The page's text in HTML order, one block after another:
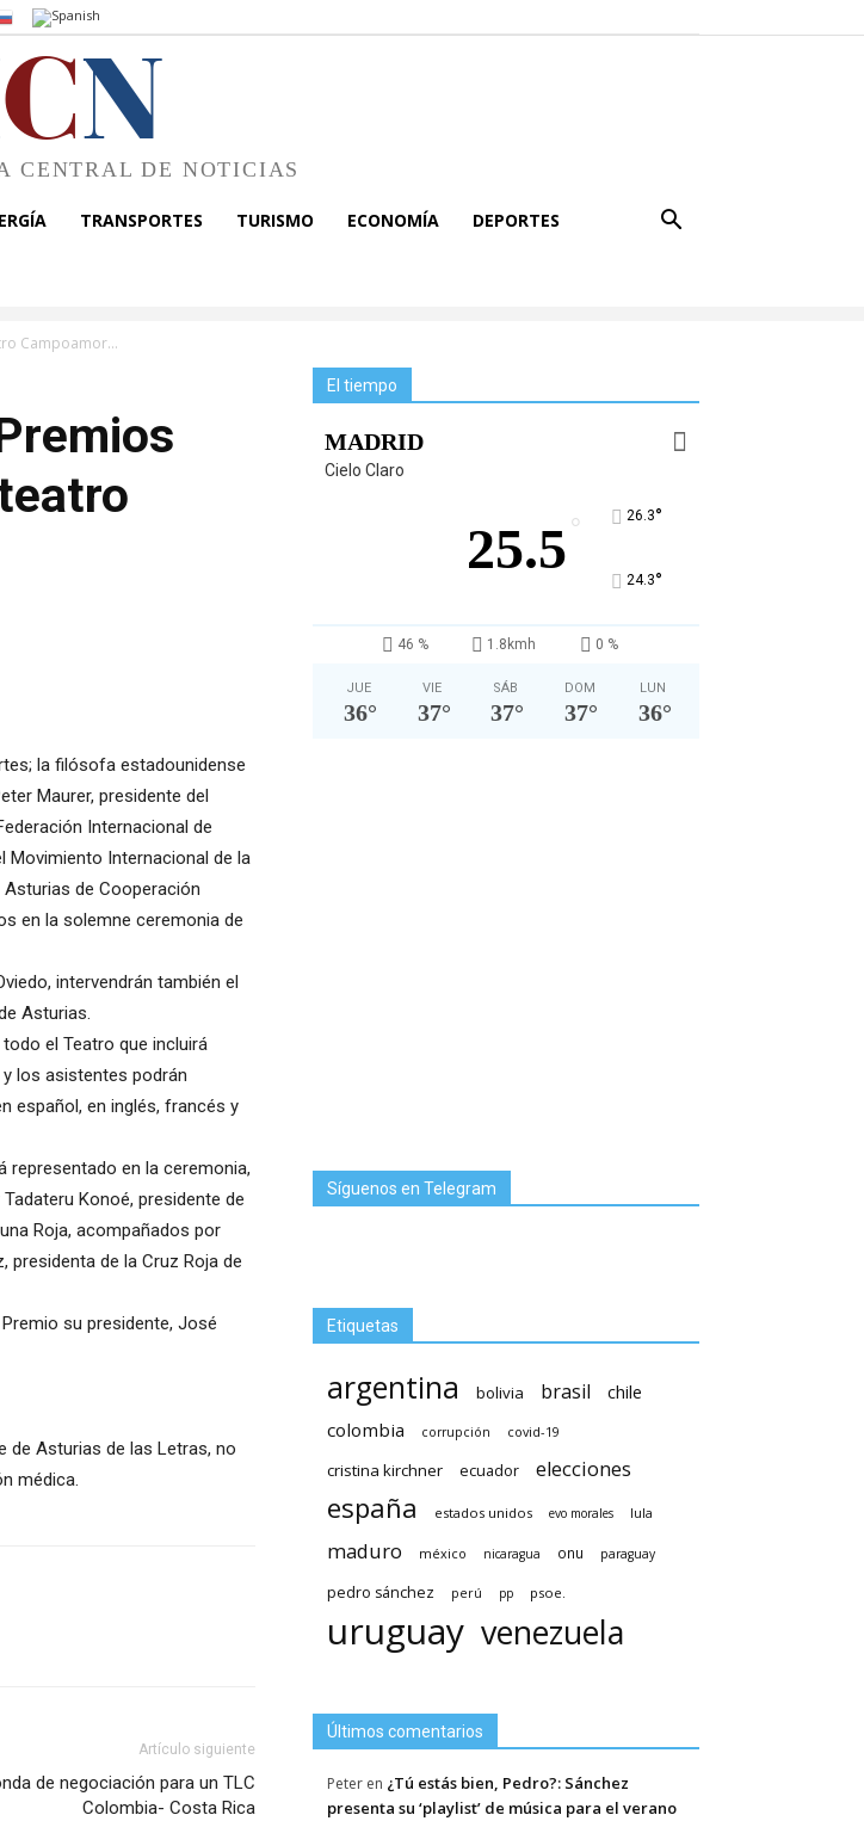
CN
CENTRAL DE NOTICIAS
TRANSPORTES TURISMO ECONOMÍA DEPORTES
Campoamor...
la filósofa estadounidense
Maurer, presidente del
Internacional de
Movimiento Internacional de la
Asturias de Cooperación
en la solemne ceremonia de
intervendrán también el
Asturias.
el Teatro que incluirá
los asistentes podrán
español, en inglés, francés y
representado en la ceremonia,
Konoé, presidente de
Roja, acompañados por
presidenta de la Cruz Roja de
su presidente, José
de Asturias de las Letras, no
médica.
Artículo siguiente
de negociación para un TLC
Colombia- Costa Rica
El tiempo
MADRID
Cielo Claro
25.5 ° 26.3°
24.3°
46 % 1.8kmh 0 %
JUE
36°
VIE
37°
SÁB
37°
DOM
37°
LUN
36°
Síguenos en Telegram
Etiquetas
argentina bolivia brasil
chile
colombia
corrupción covid-19
cristina kirchner ecuador elecciones
españa estados unidos evo morales lula
maduro méxico nicaragua onu paraguay
pedro sánchez perú pp psoe.
uruguay venezuela
Últimos comentarios
Peter en ¿Tú estás bien, Pedro?: Sánchez
presenta su ‘playlist’ de música para el verano